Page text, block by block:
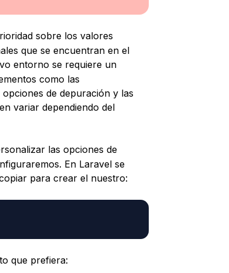
sobre los valores
que se encuentran en el
entorno se requiere un
como las
de depuración y las
variar dependiendo del
las opciones de
En Laravel se
para crear el nuestro:
que prefiera: